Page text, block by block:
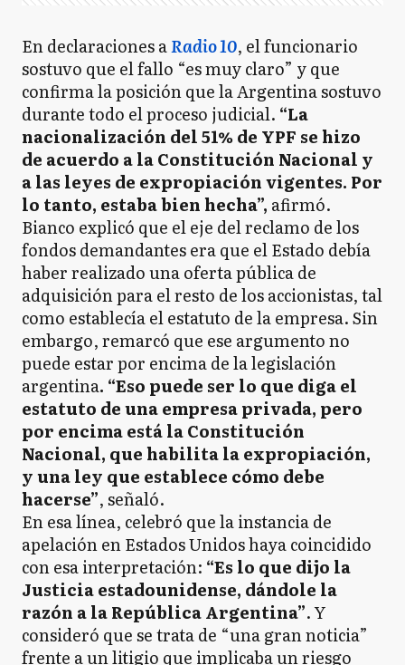
En declaraciones aRadio 10, el funcionario
sostuvo que el fallo “es muy claro” y que
confirma la posición que la Argentina sostuvo
durante todo el proceso judicial. “La
nacionalización del 51% de YPF se hizo
de acuerdo a la Constitución Nacional y
a las leyes de expropiación vigentes. Por
lo tanto, estaba bien hecha”, afirmó.
Bianco explicó que el eje del reclamo de los
fondos demandantes era que el Estado debía
haber realizado una oferta pública de
adquisición para el resto de los accionistas, tal
como establecía el estatuto de la empresa. Sin
embargo, remarcó que ese argumento no
puede estar por encima de la legislación
argentina. “Eso puede ser lo que diga el
estatuto de una empresa privada, pero
por encima está la Constitución
Nacional, que habilita la expropiación,
y una ley que establece cómo debe
hacerse”, señaló.
En esa línea, celebró que la instancia de
apelación en Estados Unidos haya coincidido
con esa interpretación: “Es lo que dijo la
Justicia estadounidense, dándole la
razón a la República Argentina”. Y
consideró que se trata de “una gran noticia”
frente a un litigio que implicaba un riesgo